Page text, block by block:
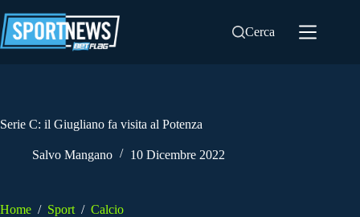
al
contenuto
Cerca
Serie C: il Giugliano fa visita al Potenza
Salvo Mangano 10 Dicembre 2022
Home / Sport / Calcio